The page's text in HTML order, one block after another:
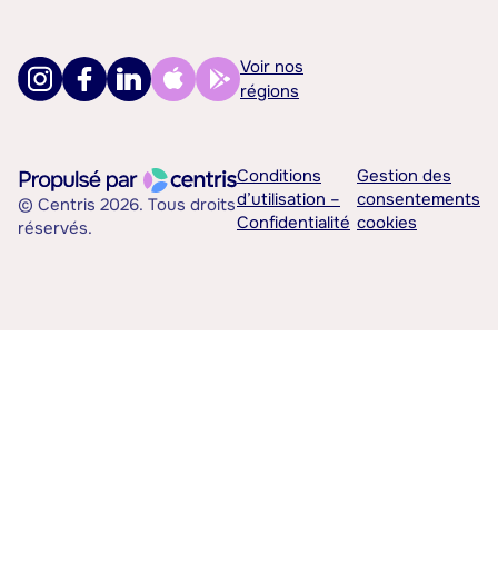
Voir nos
régions
© Centris 2026. Tous droits
réservés.
Conditions
d’utilisation –
Confidentialité
Gestion des
consentements
cookies